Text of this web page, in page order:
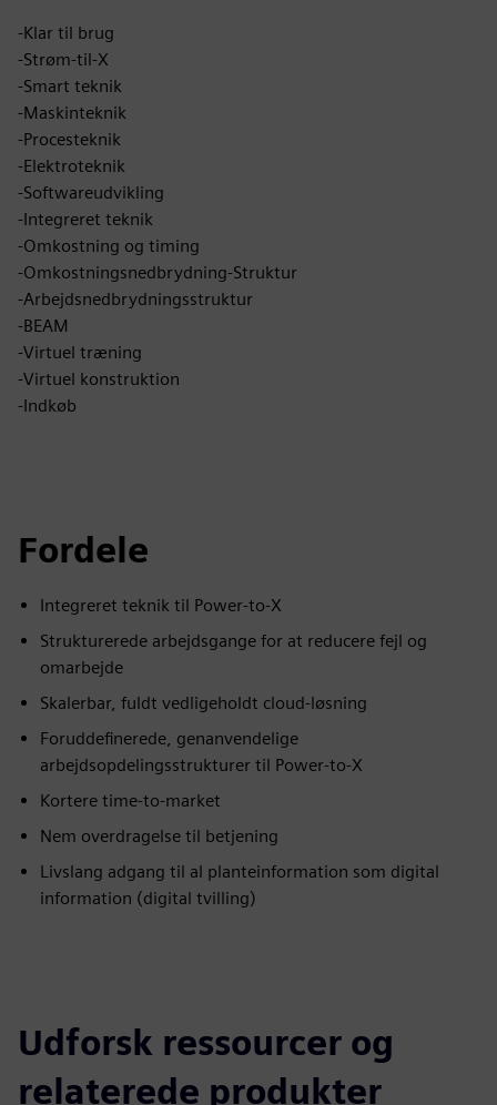
-Klar til brug
-Strøm-til-X
-Smart teknik
-Maskinteknik
-Procesteknik
-Elektroteknik
-Softwareudvikling
-Integreret teknik
-Omkostning og timing
-Omkostningsnedbrydning-Struktur
-Arbejdsnedbrydningsstruktur
-BEAM
-Virtuel træning
-Virtuel konstruktion
-Indkøb
Fordele
Integreret teknik til Power-to-X
Strukturerede arbejdsgange for at reducere fejl og
omarbejde
Skalerbar, fuldt vedligeholdt cloud-løsning
Foruddefinerede, genanvendelige
arbejdsopdelingsstrukturer til Power-to-X
Kortere time-to-market
Nem overdragelse til betjening
Livslang adgang til al planteinformation som digital
information (digital tvilling)
Udforsk ressourcer og
relaterede produkter